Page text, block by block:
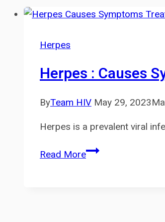
Herpes
Herpes : Causes
ByTeam HIV May 29, 2023
Herpes is a prevalent viral
Read MoreHerpes